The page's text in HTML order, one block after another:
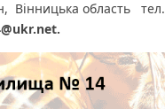
Вінницька область тел.